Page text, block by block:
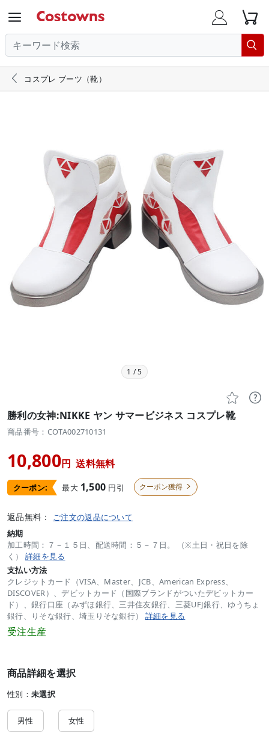
  

 コスプレ ブーツ（靴）
1 /5
 
勝利の女神:NIKKE ヤン サマービジネス コスプレ靴
商品番号：COTA002710131
10,800円 送料無料
クーポン: 最大 1,500 円引 クーポン獲得 
返品無料： ご注文の返品について
納期
加工時間：７－１５日、配送時間：５－７日。 （※土日・祝日を除
く） 詳細を見る
支払い方法
クレジットカード（VISA、Master、JCB、American Express、
DISCOVER）、デビットカード（国際ブランドがついたデビットカー
ド）、銀行口座（みずほ銀行、三井住友銀行、三菱UFJ銀行、ゆうちょ
銀行、りそな銀行、埼玉りそな銀行） 詳細を見る
受注生産
商品詳細を選択
性別： 未選択
男性 女性